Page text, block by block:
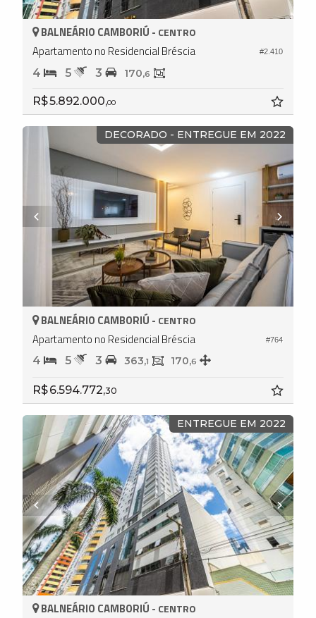
#2.410
BALNEÁRIO CAMBORIÚ - CENTRO
Apartamento no Residencial Bréscia
4 5 3 170,6
R$ 5.892.000,00
DECORADO - ENTREGUE EM 2022
#764
BALNEÁRIO CAMBORIÚ - CENTRO
Apartamento no Residencial Bréscia
4 5 3 363,1 170,6
R$ 6.594.772,30
ENTREGUE EM 2022
BALNEÁRIO CAMBORIÚ - CENTRO